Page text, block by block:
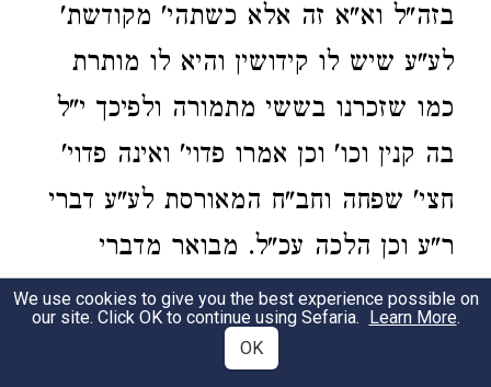
בזה"ל וא"א זה אלא כשתהי' מקודשת'
לע"ע שיש לו קידושין והיא לו מותרת
כמו שזכרנו בששי מתמורה ולפיכך י"ל
בה קנין וכו' וכן אמרו פדוי' ואינה פדוי'
חצי' שפחה וחב"ח המאורסת לע"ע דברי
ר"ע וכן הלכה עכ"ל. מבואר מדברי
הר"מ ז"ל דלקושטא דמילתא כן הוא
דאע"ג דקיי"ל דקידושין תופסין בח"ש
We use cookies to give you the best experience possible on
our site. Click OK to continue using Sefaria. Learn More.
OK